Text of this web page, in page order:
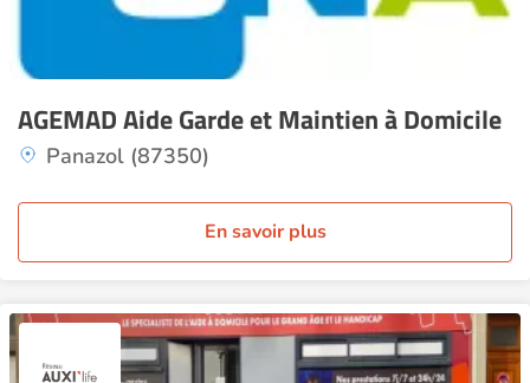
AGEMAD Aide Garde et Maintien à Domicile
Panazol (87350)
En savoir plus